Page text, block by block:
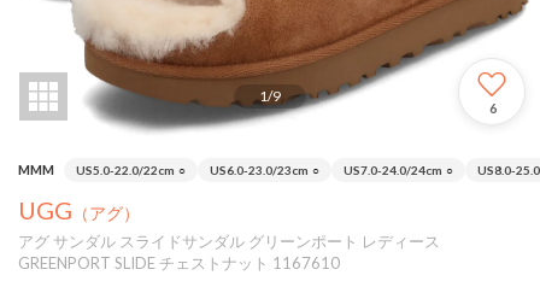
1/9
6
MMM US5.0-22.0/22cm ○ US6.0-23.0/23cm ○ US7.0-24.0/24cm ○ US8.0-
UGG （アグ）
アグ サンダル スライドサンダル グリーンポート レディース
GREENPORT SLIDE チェストナット 1167610